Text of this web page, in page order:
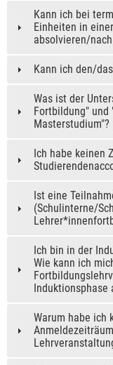
Kann ich bei
Einheiten in
absolvieren/
Kann ich den/
Was ist der
Fortbildung" und
Masterstudium"?
Ich habe keinen
Ist eine
(Schulinterne/
Ich bin in der
Wie kann ich
Induktionsphase
Warum habe ich